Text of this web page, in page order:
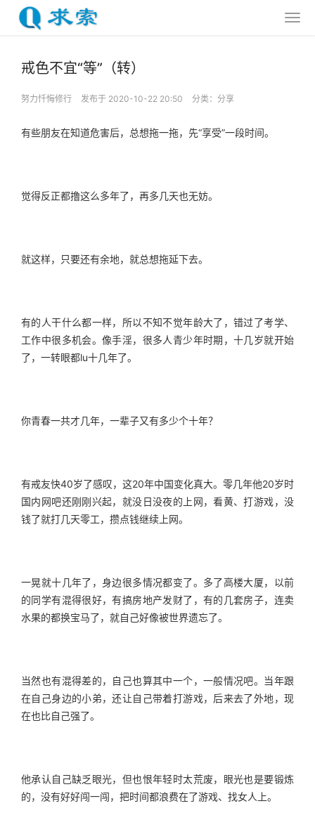
戒色不宜“等”（转）
努力忏悔修行 发布于 2020-10-22 20:50 分类： 分享
有些朋友在知道危害后，总想拖一拖，先“享受”一段时间。
觉得反正都撸这么多年了，再多几天也无妨。
就这样，只要还有余地，就总想拖延下去。
有的人干什么都一样，所以不知不觉年龄大了，错过了考学、
工作中很多机会。像手淫，很多人青少年时期，十几岁就开始
了，一转眼都lu十几年了。
你青春一共才几年，一辈子又有多少个十年？
有戒友快40岁了感叹，这20年中国变化真大。零几年他20岁时
国内网吧还刚刚兴起，就没日没夜的上网，看黄、打游戏，没
钱了就打几天零工，攒点钱继续上网。
一晃就十几年了，身边很多情况都变了。多了高楼大厦，以前
的同学有混得很好，有搞房地产发财了，有的几套房子，连卖
水果的都换宝马了，就自己好像被世界遗忘了。
当然也有混得差的，自己也算其中一个，一般情况吧。当年跟
在自己身边的小弟，还让自己带着打游戏，后来去了外地，现
在也比自己强了。
他承认自己缺乏眼光，但也恨年轻时太荒废，眼光也是要锻炼
的，没有好好闯一闯，把时间都浪费在了游戏、找女人上。